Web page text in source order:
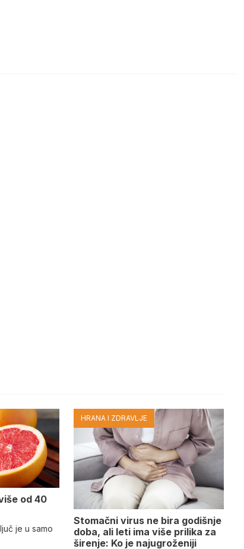
od 40
je u samo
HRANA I ZDRAVLJE
Stomačni virus ne bira godišnje
doba, ali leti ima više prilika za
širenje: Ko je najugroženiji